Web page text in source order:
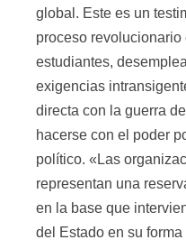
global. Este es un
proceso
estudiantes,
exigencias
directa con la guerra
hacerse con el poder
político. «Las
representan una
en la base que
del Estado en su